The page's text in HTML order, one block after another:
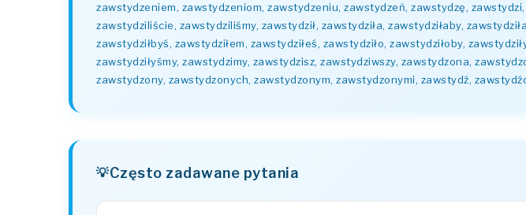
zawstydzeniem, zawstydzeniom, zawstydzeniu, zawstydzeń, zawstydzę,
zawstydziliście, zawstydziliśmy, zawstydził, zawstydziła, zawstydziłaby,
zawstydziłbyś, zawstydziłem, zawstydziłeś, zawstydziło, zawstydziłoby,
zawstydziłyśmy, zawstydzimy, zawstydzisz, zawstydziwszy, zawstydzona,
zawstydzony, zawstydzonych, zawstydzonym, zawstydzonymi, zawstydź,
Często zadawane pytania